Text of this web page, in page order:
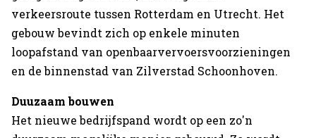
Over Verstoep
Neem contact op
Neem contact op
verkeersroute tussen Rotterdam en Utrecht. Het
gebouw bevindt zich op enkele minuten
loopafstand van openbaarvervoersvoorzieningen
en de binnenstad van Zilverstad Schoonhoven.
Duuzaam bouwen
Het nieuwe bedrijfspand wordt op een zo'n